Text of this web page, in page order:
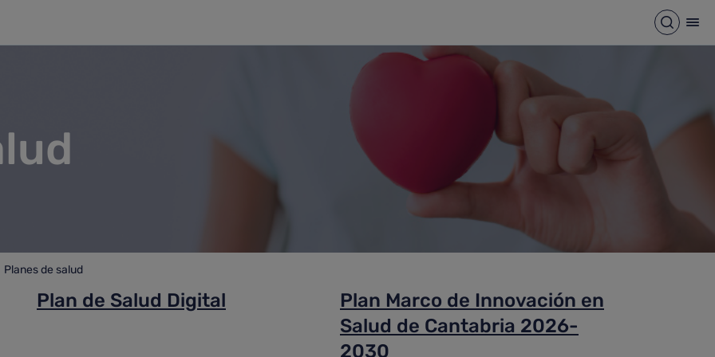
Abrir
de salud
Planes de salud
Plan de Salud Digital
Plan Marco de Innovación en
Salud de Cantabria 2026-
2030